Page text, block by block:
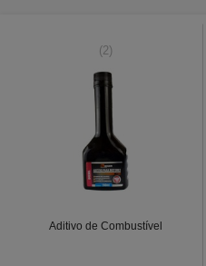
(2)
Aditivo de Combustível